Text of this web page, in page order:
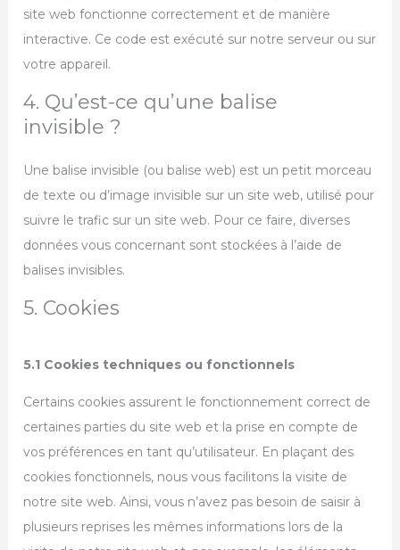
site web fonctionne correctement et de manière
interactive. Ce code est exécuté sur notre serveur ou sur
votre appareil.
4. Qu’est-ce qu’une balise
invisible ?
Une balise invisible (ou balise web) est un petit morceau
de texte ou d’image invisible sur un site web, utilisé pour
suivre le trafic sur un site web. Pour ce faire, diverses
données vous concernant sont stockées à l’aide de
balises invisibles.
5. Cookies
5.1 Cookies techniques ou fonctionnels
Certains cookies assurent le fonctionnement correct de
certaines parties du site web et la prise en compte de
vos préférences en tant qu’utilisateur. En plaçant des
cookies fonctionnels, nous vous facilitons la visite de
notre site web. Ainsi, vous n’avez pas besoin de saisir à
plusieurs reprises les mêmes informations lors de la